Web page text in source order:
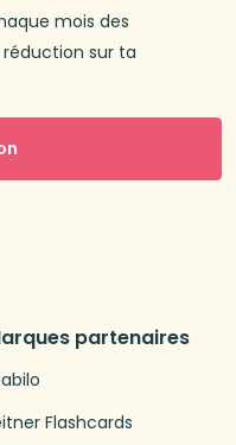
partenaires
Flashcards
mois des
réduction sur ta